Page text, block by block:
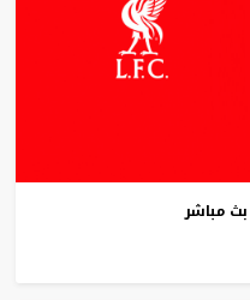
بث مباشر